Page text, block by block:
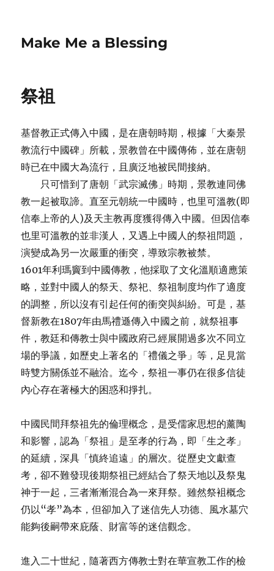
Make Me a Blessing
祭祖
基督教正式傳入中國，是在唐朝時期，根據「大秦景
教流行中國碑」所載，景教曾在中國傳佈，並在唐朝
時已在中國大為流行，且廣泛地被民間接納。
只可惜到了唐朝「武宗滅佛」時期，景教連同佛
教一起被取諦。直至元朝統一中國時，也里可溫教(即
信奉上帝的人)及天主教再度獲得傳入中國。但因信奉
也里可溫教的並非漢人，又遇上中國人的祭祖問題，
演變成為另一次嚴重的衝突，導致宗教被禁。
1601年利瑪竇到中國傳教，他採取了文化溫順適應策
略，並對中國人的祭天、祭祀、祭祖制度均作了適度
的調整，所以沒有引起任何的衝突與糾紛。可是，基
督新教在1807年由馬禮遜傳入中國之前，就祭祖事
件，教廷和傳教士與中國政府己經展開過多次不同立
場的爭議，如歷史上著名的「禮儀之爭」等，足見當
時雙方關係並不融洽。迄今，祭祖一事仍在很多信徒
內心存在著極大的困惑和掙扎。
中國民間拜祭祖先的倫理概念，是受儒家思想的薰陶
和影響，認為「祭祖」是至孝的行為，即「生之孝」
的延續，深具「慎終追遠」的層次。從歷史文獻查
考，卻不難發現後期祭祖已經結合了祭天地以及祭鬼
神于一起，三者漸漸混合為一來拜祭。雖然祭袓概念
仍以“孝”為本，但卻加入了迷信先人功德、風水墓穴
能夠後嗣帶來庇蔭、財富等的迷信觀念。
進入二十世紀，隨著西方傳教士對在華宣教工作的檢